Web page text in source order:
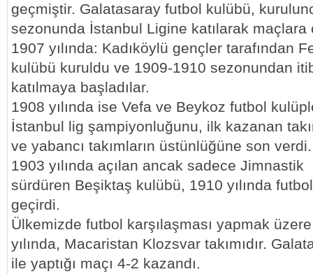
geçmiştir. Galatasaray futbol kulübü,
sezonunda İstanbul Ligine katılarak maçlara
1907 yılında: Kadıköylü gençler tarafından
kulübü kuruldu ve 1909-1910 sezonundan
katılmaya başladılar.
1908 yılında ise Vefa ve Beykoz futbol
İstanbul lig şampiyonluğunu, ilk kazanan
ve yabancı takımların üstünlüğüne son verdi.
1903 yılında açılan ancak sadece Jimnastik
sürdüren Beşiktaş kulübü, 1910 yılında futbol
geçirdi.
Ülkemizde futbol karşılaşması yapmak
yılında, Macaristan Klozsvar takımıdır.
ile yaptığı maçı 4-2 kazandı.